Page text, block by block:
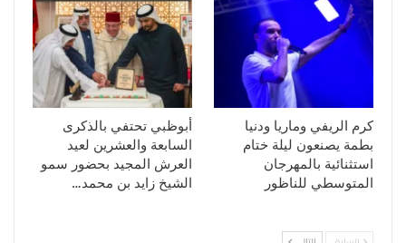
كرم الريفي وماريا ودنيا
بطمة يصنعون ليلة ختام
استثنائية بالمهرجان
المتوسطي للناظور
أبوظبي تحتفي بالذكرى
السابعة والعشرين لعيد
العرش المجيد بحضور سمو
الشيخ زايد بن محمد…